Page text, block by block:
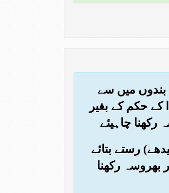
بندوں میں سے
حکم کے بغیر
چاہیئے
رستے بتائے
بھروسہ رکھنا